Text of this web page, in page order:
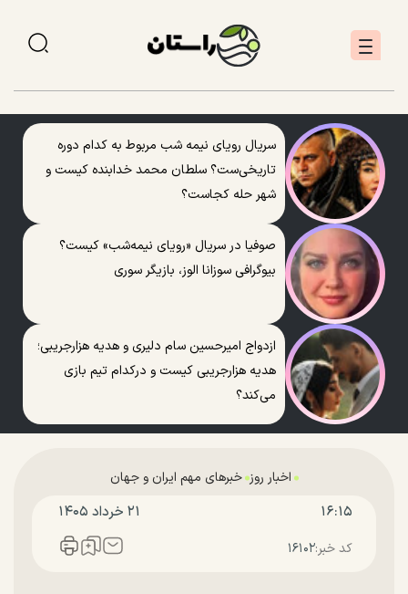
سریال رویای نیمه شب مربوط به کدام دوره
تاریخی‌ست؟ سلطان محمد خدابنده کیست و
شهر حله کجاست؟
صوفیا در سریال «رویای نیمه‌شب» کیست؟
بیوگرافی سوزانا الوز، بازیگر سوری
ازدواج امیرحسین سام دلیری و هدیه هزارجریبی؛
هدیه هزارجریبی کیست و درکدام تیم بازی
می‌کند؟
اخبار روز خبرهای مهم ایران و جهان
۱۶:۱۵ ۲۱ خرداد ۱۴۰۵
کد خبر:۱۶۱۰۲